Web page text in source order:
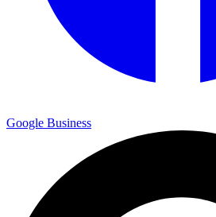
Google Business